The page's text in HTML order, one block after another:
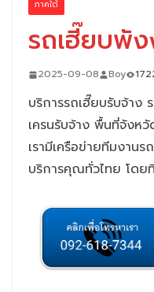
ภาคใต้
รถเฮี๊ยบพัง
2025-09-08 Boy
บริการรถเฮี๊ยบรับจ้าง
เครนรับจ้าง พื้นที่จังห
เรามีเครือข่ายทีมงาน
บริการคุณทั่วไทย โดย